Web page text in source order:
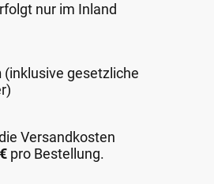
nur im Inland
(inklusive gesetzliche
Versandkosten
pro Bestellung.